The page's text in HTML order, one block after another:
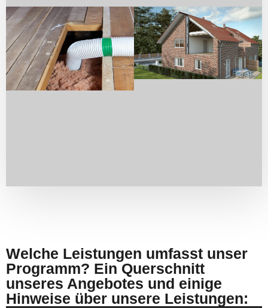
Welche Leistungen umfasst unser
Programm? Ein Querschnitt
unseres Angebotes und einige
Hinweise über unsere Leistungen: